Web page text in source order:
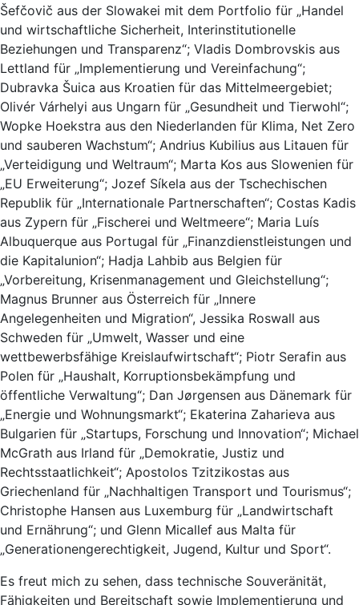
Šefčovič aus der Slowakei mit dem Portfolio für „Handel
und wirtschaftliche Sicherheit, Interinstitutionelle
Beziehungen und Transparenz“; Vladis Dombrovskis aus
Lettland für „Implementierung und Vereinfachung“;
Dubravka Šuica aus Kroatien für das Mittelmeergebiet;
Olivér Várhelyi aus Ungarn für „Gesundheit und Tierwohl“;
Wopke Hoekstra aus den Niederlanden für Klima, Net Zero
und sauberen Wachstum“; Andrius Kubilius aus Litauen für
„Verteidigung und Weltraum“; Marta Kos aus Slowenien für
„EU Erweiterung“; Jozef Síkela aus der Tschechischen
Republik für „Internationale Partnerschaften“; Costas Kadis
aus Zypern für „Fischerei und Weltmeere“; Maria Luís
Albuquerque aus Portugal für „Finanzdienstleistungen und
die Kapitalunion“; Hadja Lahbib aus Belgien für
„Vorbereitung, Krisenmanagement und Gleichstellung“;
Magnus Brunner aus Österreich für „Innere
Angelegenheiten und Migration“, Jessika Roswall aus
Schweden für „Umwelt, Wasser und eine
wettbewerbsfähige Kreislaufwirtschaft“; Piotr Serafin aus
Polen für „Haushalt, Korruptionsbekämpfung und
öffentliche Verwaltung“; Dan Jørgensen aus Dänemark für
„Energie und Wohnungsmarkt“; Ekaterina Zaharieva aus
Bulgarien für „Startups, Forschung und Innovation“; Michael
McGrath aus Irland für „Demokratie, Justiz und
Rechtsstaatlichkeit“; Apostolos Tzitzikostas aus
Griechenland für „Nachhaltigen Transport und Tourismus“;
Christophe Hansen aus Luxemburg für „Landwirtschaft
und Ernährung“; und Glenn Micallef aus Malta für
„Generationengerechtigkeit, Jugend, Kultur und Sport“.
Es freut mich zu sehen, dass technische Souveränität,
Fähigkeiten und Bereitschaft sowie Implementierung und